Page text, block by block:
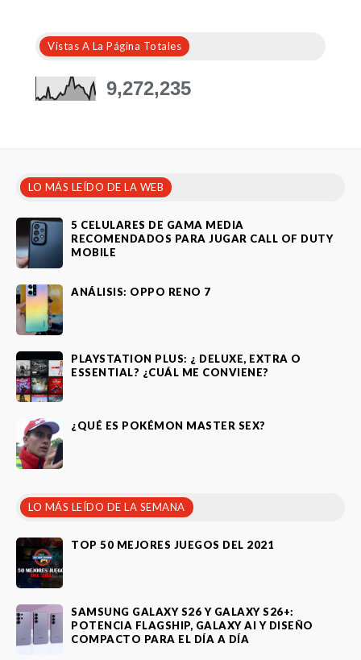
Vistas A La Página Totales
9,272,235
LO MÁS LEÍDO DE LA WEB
5 CELULARES DE GAMA MEDIA
RECOMENDADOS PARA JUGAR CALL OF DUTY
MOBILE
ANÁLISIS: OPPO RENO 7
PLAYSTATION PLUS: ¿ DELUXE, EXTRA O
ESSENTIAL? ¿CUÁL ME CONVIENE?
¿QUÉ ES POKÉMON MASTER SEX?
LO MÁS LEÍDO DE LA SEMANA
TOP 50 MEJORES JUEGOS DEL 2021
SAMSUNG GALAXY S26 Y GALAXY S26+:
POTENCIA FLAGSHIP, GALAXY AI Y DISEÑO
COMPACTO PARA EL DÍA A DÍA